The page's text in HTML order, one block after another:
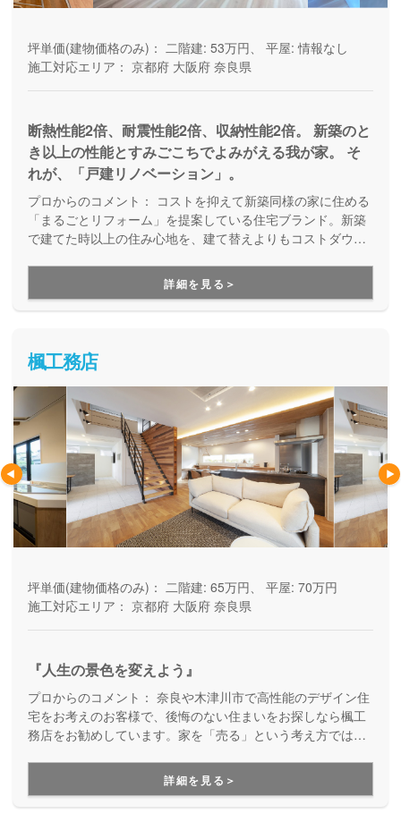
坪単価(建物価格のみ)： 二階建: 53万円、 平屋: 情報なし
施工対応エリア： 京都府 大阪府 奈良県
断熱性能2倍、耐震性能2倍、収納性能2倍。 新築のと
き以上の性能とすみごこちでよみがえる我が家。 そ
れが、「戸建リノベーション」。
プロからのコメント： コストを抑えて新築同様の家に住める
「まるごとリフォーム」を提案している住宅ブランド。新築
で建てた時以上の住み心地を、建て替えよりもコストダウン
関係にも強く、物件探しや資金計画の段階から手厚くサポー
詳細を見る＞
楓工務店
坪単価(建物価格のみ)： 二階建: 65万円、 平屋: 70万円
施工対応エリア： 京都府 大阪府 奈良県
『人生の景色を変えよう』
プロからのコメント： 奈良や木津川市で高性能のデザイン住
宅をお考えのお客様で、後悔のない住まいをお探しなら楓工
務店をお勧めしています。家を「売る」という考え方ではな
務店です。安心できるお打ち合わせ、快適な住まい、高いデ
ザイン性、充実の保証を両立できます。
詳細を見る＞